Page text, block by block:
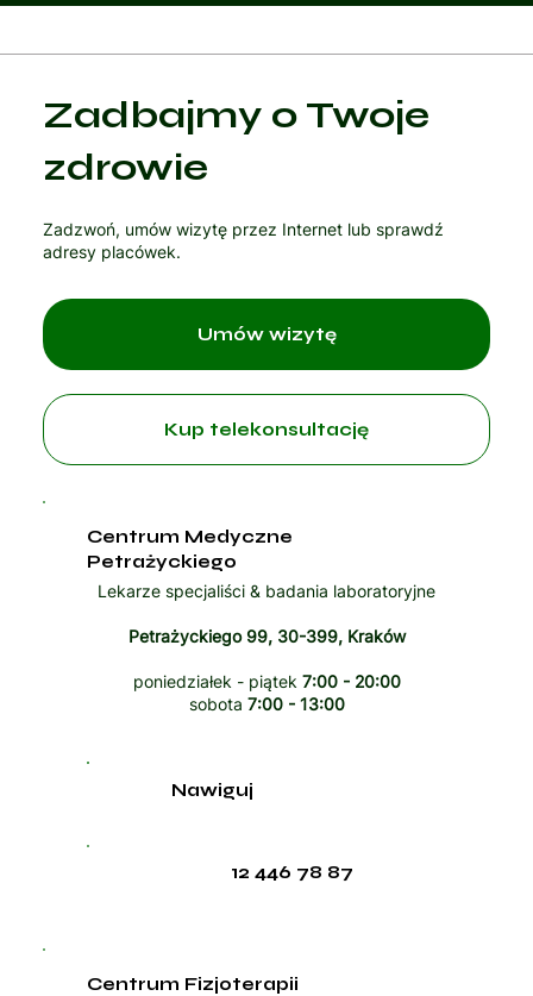
Zadbajmy o Twoje
zdrowie
Zadzwoń, umów wizytę przez Internet lub sprawdź
adresy placówek.
Kup telekonsultację
Centrum Medyczne
Petrażyckiego
Lekarze specjaliści & badania laboratoryjne
Petrażyckiego 99, 30-399, Kraków
poniedziałek - piątek 7:00 - 20:00
sobota 7:00 - 13:00
12 446 78 87
Nawiguj
Centrum Fizjoterapii
Umów wizytę